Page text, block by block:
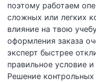
поэтому работаем
сложных или легких
влияние на твою
оформления заказа
эксперт быстрее
правильное условие
Решение